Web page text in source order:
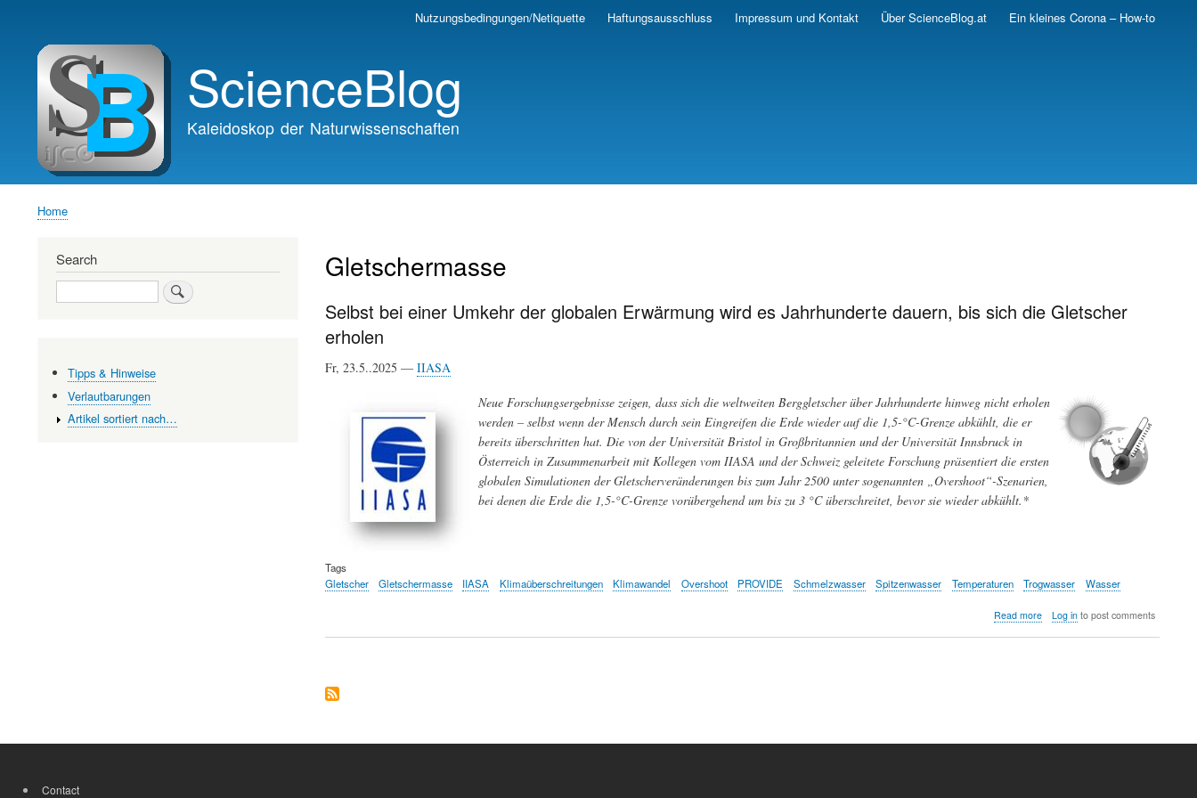
Skip
navigation
Nutzungsbedingungen/Netiquette Haftungsausschluss Impressum und Kontakt Über ScienceBlog.at Ein kleines Corona – How-to
ScienceBlog
Kaleidoskop der Naturwissenschaften
Home
Gletschermasse
Selbst bei einer Umkehr der globalen Erwärmung wird es Jahrhunderte dauern, bis sich die Gletscher
erholen
Fr, 23.5..2025 — IIASA
Neue Forschungsergebnisse zeigen, dass sich die weltweiten Berggletscher über Jahrhunderte hinweg nicht erholen
werden – selbst wenn der Mensch durch sein Eingreifen die Erde wieder auf die 1,5-°C-Grenze abkühlt, die er
bereits überschritten hat. Die von der Universität Bristol in Großbritannien und der Universität Innsbruck in
Österreich in Zusammenarbeit mit Kollegen vom IIASA und der Schweiz geleitete Forschung präsentiert die ersten
globalen Simulationen der Gletscherveränderungen bis zum Jahr 2500 unter sogenannten „Overshoot“-Szenarien,
bei denen die Erde die 1,5-°C-Grenze vorübergehend um bis zu 3 °C überschreitet, bevor sie wieder abkühlt.*
Tags
Gletscher
Gletschermasse IIASA Klimaüberschreitungen Klimawandel Overshoot PROVIDE Schmelzwasser Spitzenwasser Temperaturen Trogwasser Wasser
Read moreabout
Log into post comments
Search
Search
Tipps & Hinweise
Verlautbarungen
Artikel sortiert nach…
Contact